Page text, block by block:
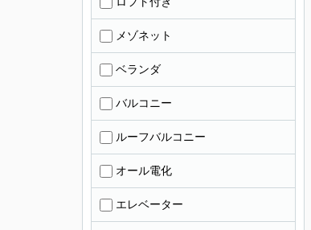
メゾネット
ベランダ
バルコニー
ルーフバルコニー
オール電化
エレベーター